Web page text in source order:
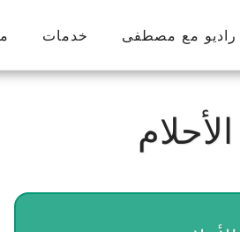
راديو مع مصطفى خدمات